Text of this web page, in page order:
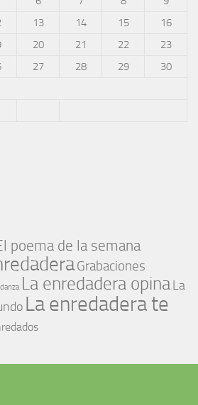
13 14 15
16
20 21 22
23
27 28 29
30
poema de la semana
Grabaciones
La enredadera opinaLa
La enredadera te